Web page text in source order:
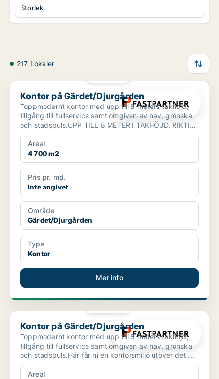
Storlek
217 Lokaler
Kontor på Gärdet/Djurgården
Kontor på Gärdet/Djurgården
Toppmodernt kontor med upp till 8 meters takhöjd,
tillgång till fullservice samt omgiven av hav, grönska
och stadspuls.UPP TILL 8 METER I TAKHÖJD. RIKTIG
WOW...
Areal
4 700 m2
Pris pr. md.
Inte angivet
Område
Gärdet/Djurgården
Type
Kontor
Mer info
Kontor på Gärdet/Djurgården
Kontor på Gärdet/Djurgården
Toppmodernt kontor med upp till 8 meters takhöjd,
tillgång till fullservice samt omgiven av hav, grönska
och stadspuls.Här får ni en kontorsmiljö utöver det ...
Areal